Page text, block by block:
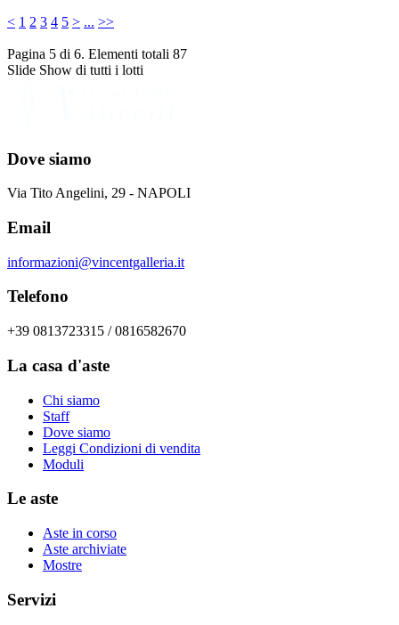
< 1 2 3 4 5 > ... >>
Pagina 5 di 6. Elementi totali 87
Slide Show di tutti i lotti
Dove siamo
Via Tito Angelini, 29 - NAPOLI
Email
informazioni@vincentgalleria.it
Telefono
+39 0813723315 / 0816582670
La casa d'aste
Chi siamo
Staff
Dove siamo
Leggi Condizioni di vendita
Moduli
Le aste
Aste in corso
Aste archiviate
Mostre
Servizi